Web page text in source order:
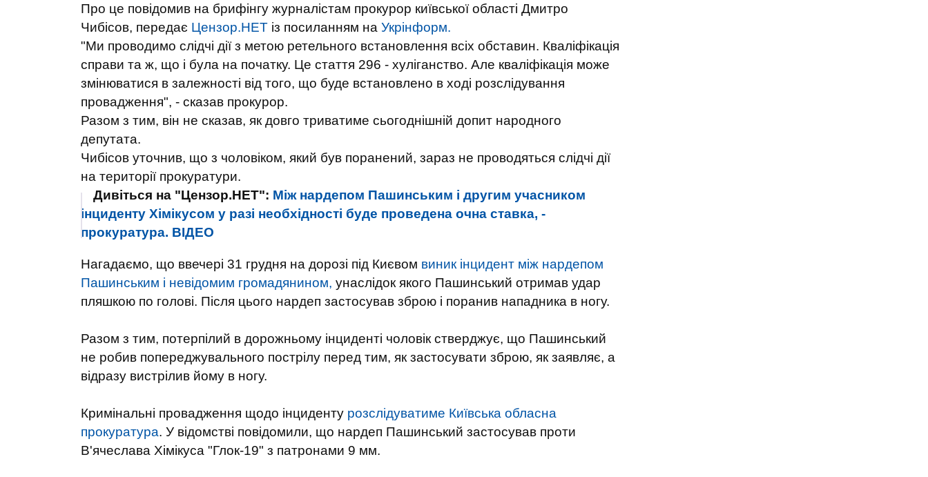
Про це повідомив на брифінгу журналістам прокурор київської області Дмитро
Чибісов, передає Цензор.НЕТ із посиланням на Укрінформ.
"Ми проводимо слідчі дії з метою ретельного встановлення всіх обставин. Кваліфікація
справи та ж, що і була на початку. Це стаття 296 - хуліганство. Але кваліфікація може
змінюватися в залежності від того, що буде встановлено в ході розслідування
провадження", - сказав прокурор.
Разом з тим, він не сказав, як довго триватиме сьогоднішній допит народного
депутата.
Чибісов уточнив, що з чоловіком, який був поранений, зараз не проводяться слідчі дії
на території прокуратури.
Дивіться на "Цензор.НЕТ": Між нардепом Пашинським і другим учасником
інциденту Хімікусом у разі необхідності буде проведена очна ставка, -
прокуратура. ВIДЕО
Нагадаємо, що ввечері 31 грудня на дорозі під Києвом виник інцидент між нардепом
Пашинським і невідомим громадянином, унаслідок якого Пашинський отримав удар
пляшкою по голові. Після цього нардеп застосував зброю і поранив нападника в ногу.
Разом з тим, потерпілий в дорожньому інциденті чоловік стверджує, що Пашинський
не робив попереджувального пострілу перед тим, як застосувати зброю, як заявляє, а
відразу вистрілив йому в ногу.
Кримінальні провадження щодо інциденту розслідуватиме Київська обласна
прокуратура. У відомстві повідомили, що нардеп Пашинський застосував проти
В'ячеслава Хімікуса "Глок-19" з патронами 9 мм.